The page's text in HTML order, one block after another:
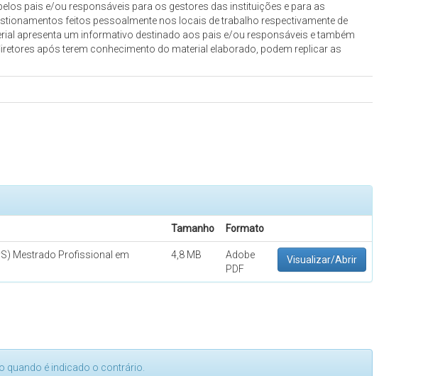
pais e/ou responsáveis para os gestores das instituições e para as
feitos pessoalmente nos locais de trabalho respectivamente de
apresenta um informativo destinado aos pais e/ou responsáveis e também
após terem conhecimento do material elaborado, podem replicar as
Tamanho Formato
Mestrado Profissional em
4,8 MB
Adobe
PDF
Visualizar/Abrir
é indicado o contrário.